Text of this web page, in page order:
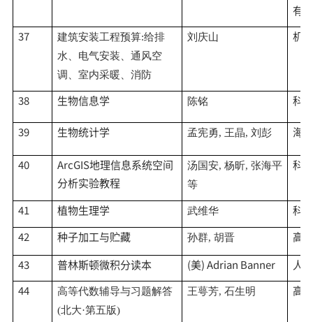
有
37
建筑安装工程预算:给排
水、电气安装、通风空
调、室内采暖、消防
刘庆山 机
38 生物信息学 陈铭 科
39 生物统计学 孟宪勇, 王晶, 刘彭 海
40
ArcGIS地理信息系统空间
分析实验教程
汤国安, 杨昕, 张海平
等
科
41 植物生理学 武维华
科
42
种子加工与贮藏 孙群, 胡晋
高
43
普林斯顿微积分读本 (美) Adrian Banner
人
44
高等代数辅导与习题解答
(北大·第五版)
王萼芳, 石生明 高